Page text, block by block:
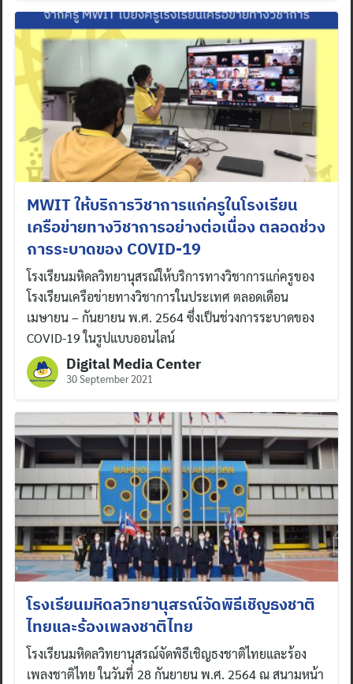
MWIT ให้บริการวิชาการแก่ครูในโรงเรียน
เครือข่ายทางวิชาการอย่างต่อเนื่อง ตลอดช่วง
การระบาดของ COVID-19
โรงเรียนมหิดลวิทยานุสรณ์ให้บริการทางวิชาการแก่ครูของ
โรงเรียนเครือข่ายทางวิชาการในประเทศ ตลอดเดือน
เมษายน – กันยายน พ.ศ. 2564 ซึ่งเป็นช่วงการระบาดของ
COVID-19 ในรูปแบบออนไลน์
Digital Media Center
30 September 2021
โรงเรียนมหิดลวิทยานุสรณ์จัดพิธีเชิญธงชาติ
ไทยและร้องเพลงชาติไทย
โรงเรียนมหิดลวิทยานุสรณ์จัดพิธีเชิญธงชาติไทยและร้อง
เพลงชาติไทย ในวันที่ 28 กันยายน พ.ศ. 2564 ณ สนามหน้า